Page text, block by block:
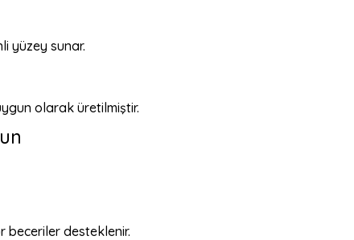
yüzey sunar.
olarak üretilmiştir.
beceriler desteklenir.